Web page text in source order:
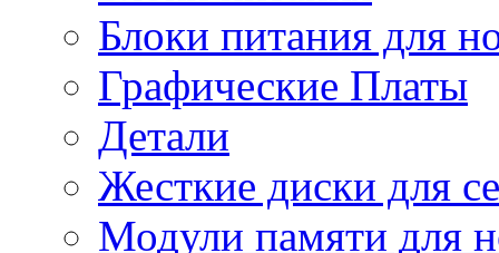
Блоки питания для
Графические Платы
Детали
Жесткие диски для
Модули памяти для